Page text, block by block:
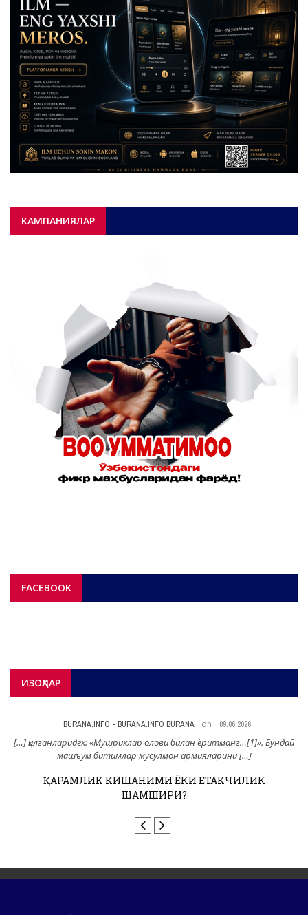
КАМПАНИЯЛАР
FACEBOOK
ИЗОҲЛАР
BURANA.INFO - BURANA.INFO BURANA on 09.06.2026
[…] қилганларидек: «Мушриклар олови билан ёритманг…[1]». Бундай
машъум битимлар мусулмон армияларини […]
ҚАРАМЛИК КИШАНИМИ ЁКИ ЕТАКЧИЛИК
ШАМШИРИ?